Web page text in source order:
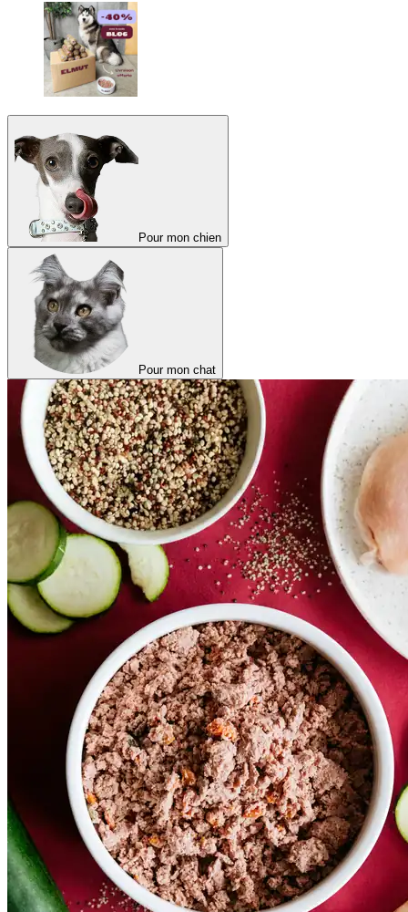
Pour mon chien
Pour mon chat